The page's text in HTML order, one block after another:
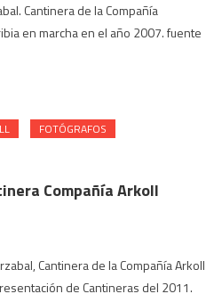
Cantinera de la Compañía
en marcha en el año 2007. fuente
FOTÓGRAFOS
Compañía Arkoll
Cantinera de la Compañía Arkoll
de Cantineras del 2011.